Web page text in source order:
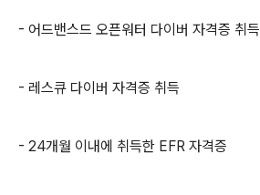
- 어드밴스드 오픈워터 다이버 자격증 취득
- 레스큐 다이버 자격증 취득
- 24개월 이내에 취득한 EFR 자격증